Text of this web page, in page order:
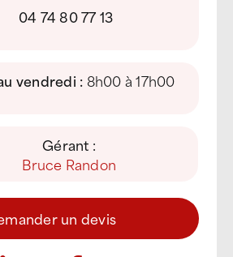
04 74 80 77 13
vendredi : 8h00 à 17h00
Gérant :
Bruce Randon
un devis